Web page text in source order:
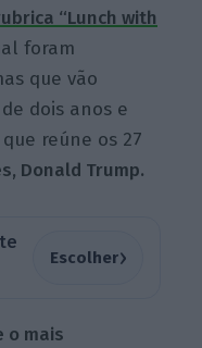
“Lunch with
foram
que vão
dois anos e
reúne os 27
Donald Trump.
Escolher›
o mais